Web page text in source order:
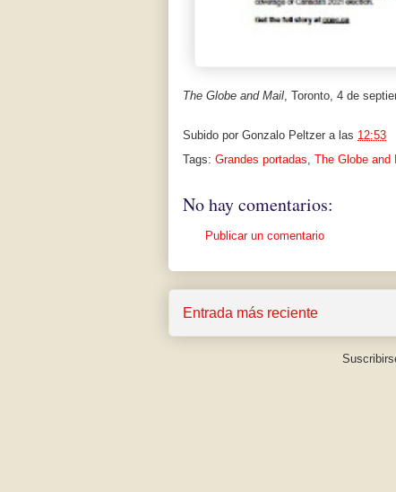
The Globe and Mail , Toronto, 4 de
Subido por Gonzalo Peltzer a las 12:53
Tags: Grandes portadas The Globe and
No hay comentarios:
Publicar un comentario
Entrada más reciente